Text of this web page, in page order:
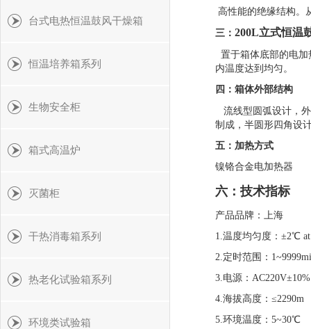
高性能的绝缘结构。
三： 200L立式恒温
置于箱体底部的电
内温度达到均匀。
四：箱体外部结构
流线型圆弧设计，
制成，半圆形四角设
五：加热方式
镍铬合金电加热器
六： 技术指标
产品品牌：上海
1.温度均匀度：±2℃
2.定时范围：
3.电源：
4.海拔高度
5.环境温度
台式电热恒温鼓风干燥箱
恒温培养箱系列
生物安全柜
箱式高温炉
灭菌柜
干热消毒箱系列
热老化试验箱系列
环境类试验箱